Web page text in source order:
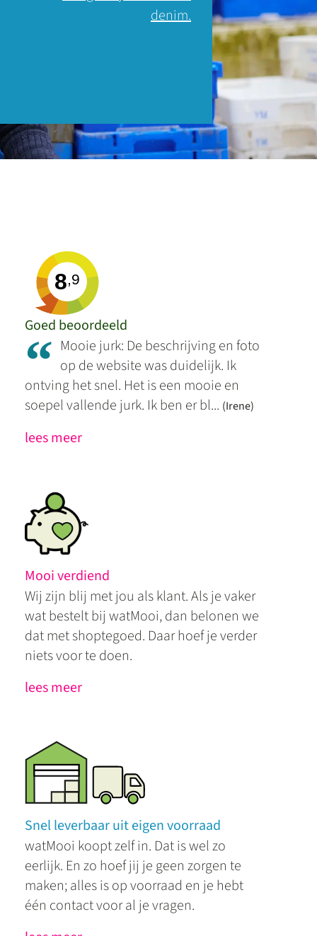
denim.
8,9
Goed beoordeeld
“ Mooie jurk: De beschrijving en foto
op de website was duidelijk. Ik
ontving het snel. Het is een mooie en
soepel vallende jurk. Ik ben er bl... (Irene)
lees meer
Mooi verdiend
Wij zijn blij met jou als klant. Als je vaker
wat bestelt bij watMooi, dan belonen we
dat met shoptegoed. Daar hoef je verder
niets voor te doen.
lees meer
Snel leverbaar uit eigen voorraad
watMooi koopt zelf in. Dat is wel zo
eerlijk. En zo hoef jij je geen zorgen te
maken; alles is op voorraad en je hebt
één contact voor al je vragen.